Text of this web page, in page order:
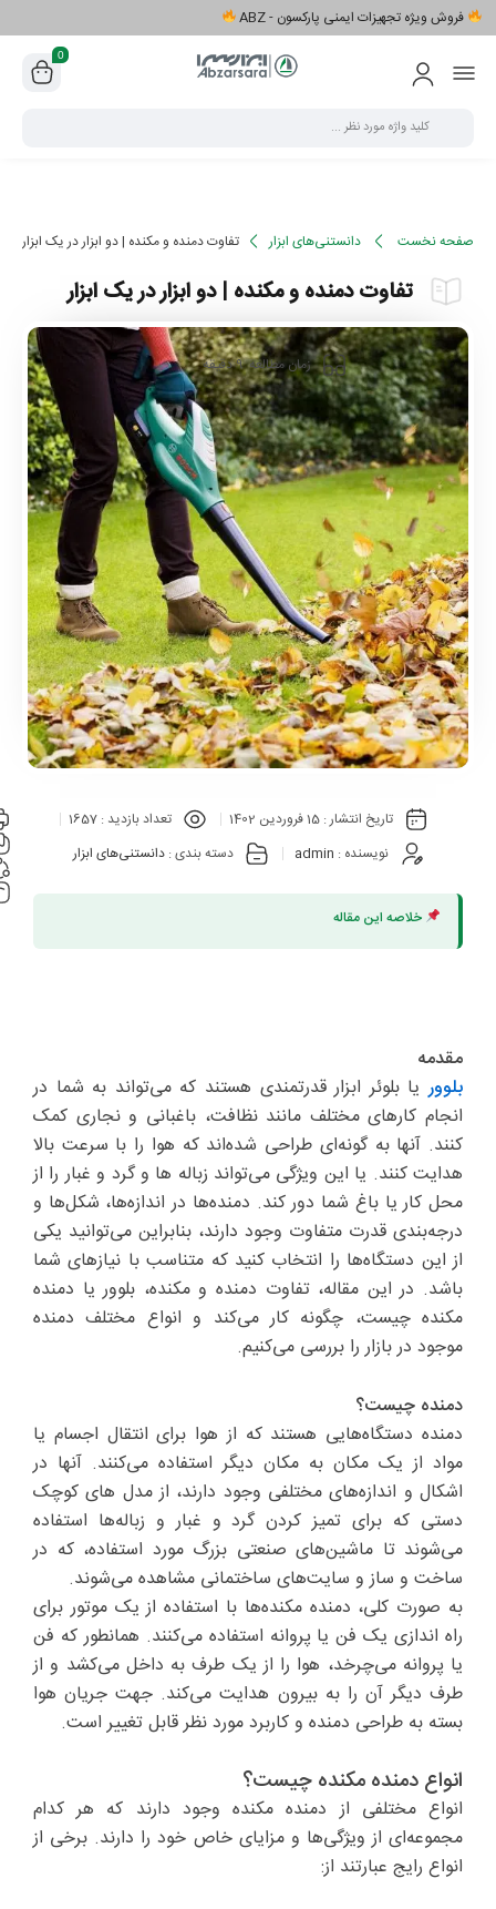
فروش ویژه تجهیزات ایمنی پارکسون - ABZ
0
صفحه نخست دانستنی‌های ابزار تفاوت دمنده و مکنده | دو ابزار در یک ابزار
تفاوت دمنده و مکنده | دو ابزار در یک ابزار
زمان مطالعه 9دقیقه
تاریخ انتشار :15 فروردین 1402 تعداد بازدید :1657
نویسنده : admin دسته بندی :دانستنی‌های ابزار
خلاصه این مقاله
مقدمه
بلووریا بلوئر ابزار قدرتمندی هستند که می‌تواند به شما در
انجام کارهای مختلف مانند نظافت، باغبانی و نجاری کمک
کنند. آنها به گونه‌ای طراحی شده‌اند که هوا را با سرعت بالا
هدایت کنند. یا این ویژگی می‌تواند زباله ها و گرد و غبار را از
محل کار یا باغ شما دور کند. دمنده‌ها در اندازه‌ها، شکل‌ها و
درجه‌بندی قدرت متفاوت وجود دارند، بنابراین می‌توانید یکی
از این دستگاه‌ها را انتخاب کنید که متناسب با نیازهای شما
باشد. در این مقاله، تفاوت دمنده و مکنده، بلوور یا دمنده
مکنده چیست، چگونه کار می‌کند و انواع مختلف دمنده
موجود در بازار را بررسی می‌کنیم.
دمنده چیست؟
دمنده دستگاه‌هایی هستند که از هوا برای انتقال اجسام یا
مواد از یک مکان به مکان دیگر استفاده می‌کنند. آنها در
اشکال و اندازه‌های مختلفی وجود دارند، از مدل های کوچک
دستی که برای تمیز کردن گرد و غبار و زباله‌ها استفاده
می‌شوند تا ماشین‌های صنعتی بزرگ مورد استفاده، که در
ساخت و ساز و سایت‌های ساختمانی مشاهده می‌شوند.
به صورت کلی، دمنده مکنده‌ها با استفاده از یک موتور برای
راه اندازی یک فن یا پروانه استفاده می‌کنند. همانطور که فن
یا پروانه می‌چرخد، هوا را از یک طرف به داخل می‌کشد و از
طرف دیگر آن را به بیرون هدایت می‌کند. جهت جریان هوا
بسته به طراحی دمنده و کاربرد مورد نظر قابل تغییر است.
انواع دمنده مکنده چیست؟
انواع مختلفی از دمنده مکنده وجود دارند که هر کدام
مجموعه‌ای از ویژگی‌ها و مزایای خاص خود را دارند. برخی از
انواع رایج عبارتند از: